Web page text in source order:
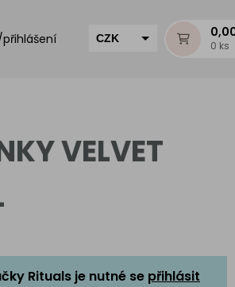
CZK
0 ks
VELVET
Rituals je nutné se přihlásit